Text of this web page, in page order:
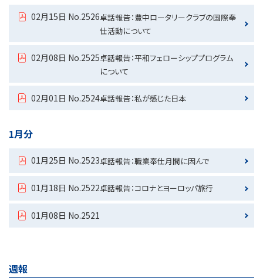
02月15日 No.2526卓話報告：豊中ロータリークラブの国際奉
仕活動について
02月08日 No.2525卓話報告：平和フェローシッププログラム
について
02月01日 No.2524卓話報告：私が感じた日本
1月分
01月25日 No.2523卓話報告：職業奉仕月間に因んで
01月18日 No.2522卓話報告：コロナとヨーロッパ旅行
01月08日 No.2521
週報